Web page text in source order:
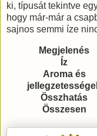
ki, típusát tekintve
hogy már-már a
sajnos semmi íze
Megjelenés
Íz
Aroma és
Összhatás
Összesen